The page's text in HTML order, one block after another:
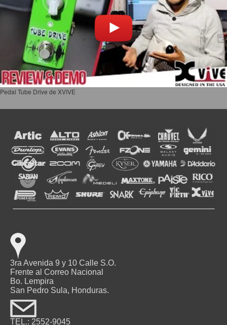
Pedal Tube Drive de XVIVE
3ra Avenida 9 y 10 Calle S.O.
Frente al Correo Nacional
Bo. Lempira
San Pedro Sula, Honduras.
TEL.: 2552-9045